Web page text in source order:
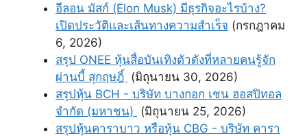
อีลอน มัสก์ (Elon Musk) มีธุรกิจอะไรบ้าง?
เปิดประวัติและเส้นทางความสำเร็จ (กรกฎาคม
6, 2026)
สรุป ONEE หุ้นสื่อบันเทิงตัวดังที่หลายคนรู้จัก
ผ่านบี้ สุกฤษฎิ์ (มิถุนายน 30, 2026)
สรุปหุ้น BCH - บริษัท บางกอก เชน ฮอสปิทอล
จำกัด (มหาชน) (มิถุนายน 25, 2026)
สรุปหุ้นคาราบาว หรือหุ้น CBG - บริษัท คารา